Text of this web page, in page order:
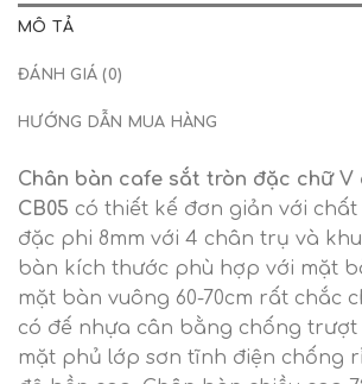
MÔ TẢ
ĐÁNH GIÁ (0)
HƯỚNG DẪN MUA HÀNG
Chân bàn cafe sắt tròn đặc chữ V
CB05 có thiết kế đơn giản với chất
đặc phi 8mm với 4 chân trụ và
bàn kích thước phù hợp với mặt
mặt bàn vuông 60-70cm rất chắc
có đế nhựa cân bằng chống trượt
mặt phủ lớp sơn tĩnh điện chống